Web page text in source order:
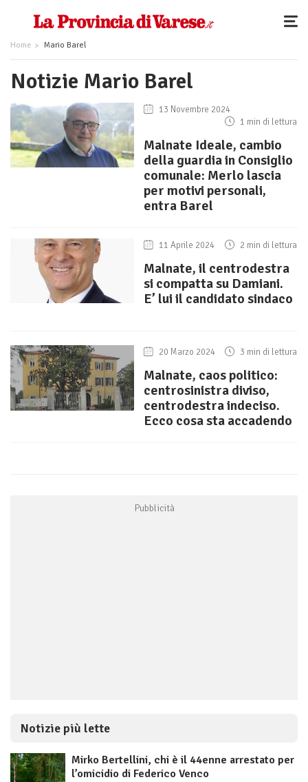
Home Mario Barel
Notizie Mario Barel
13 Novembre 2024
1 min di lettura
Malnate Ideale, cambio
della guardia in Consiglio
comunale: Merlo lascia
per motivi personali,
entra Barel
11 Aprile 2024 2 min di lettura
Malnate, il centrodestra
si compatta su Damiani.
E’ lui il candidato sindaco
20 Marzo 2024 3 min di lettura
Malnate, caos politico:
centrosinistra diviso,
centrodestra indeciso.
Ecco cosa sta accadendo
Notizie più lette
Mirko Bertellini, chi è il 44enne arrestato per
l’omicidio di Federico Venco